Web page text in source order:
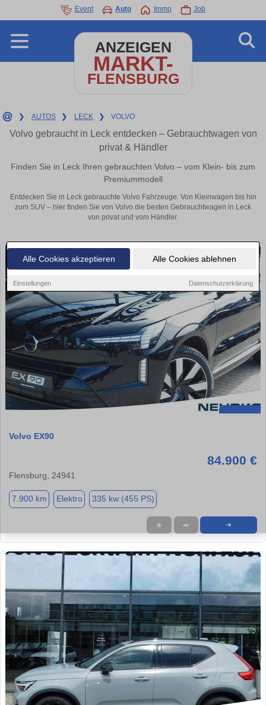
Alle Cookies akzeptieren Alle Cookies ablehnen
Einstellungen Datenschutzerklärung
Event Auto Immo Job
ANZEIGEN
MARKT-
FLENSBURG
❯ AUTOS ❯ LECK ❯ VOLVO
Volvo gebraucht in Leck entdecken – Gebrauchtwagen von
privat & Händler
Finden Sie in Leck Ihren gebrauchten Volvo – vom Klein- bis zum
Premiummodell
Entdecken Sie in Leck gebrauchte Volvo Fahrzeuge. Von Kleinwagen bis hin
zum SUV – hier finden Sie von Volvo die besten Gebrauchtwagen in Leck
von privat und vom Händler.
Volvo EX90
84.900 €
Flensburg, 24941
7.900 km Elektro 335 kw (455 PS)
★ ➦ ➜